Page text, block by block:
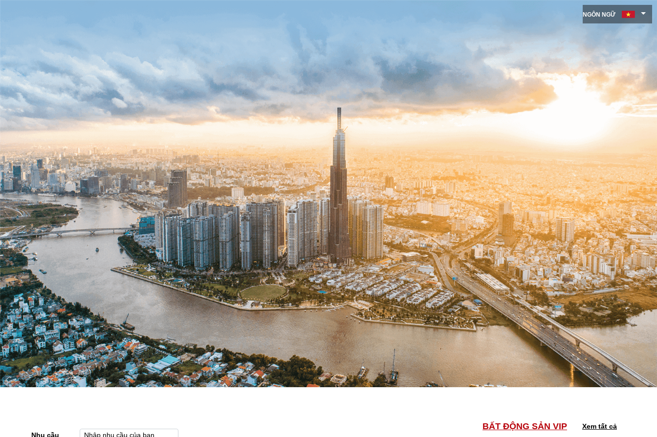
Nhu cầu
BẤT ĐỘNG SẢN VIP Xem tất cả
NGÔN NGỮ